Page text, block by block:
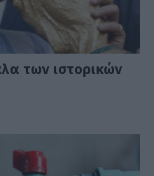
των ιστορικών